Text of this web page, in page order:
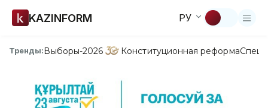
KAZINFORM РУ
Тренды:Выборы-2026 Конституционная реформа